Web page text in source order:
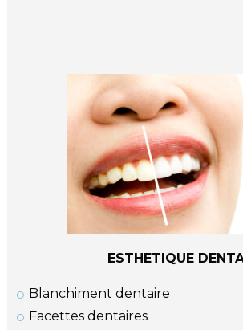
ESTHETIQUE
Blanchiment dentaire
Facettes dentaires